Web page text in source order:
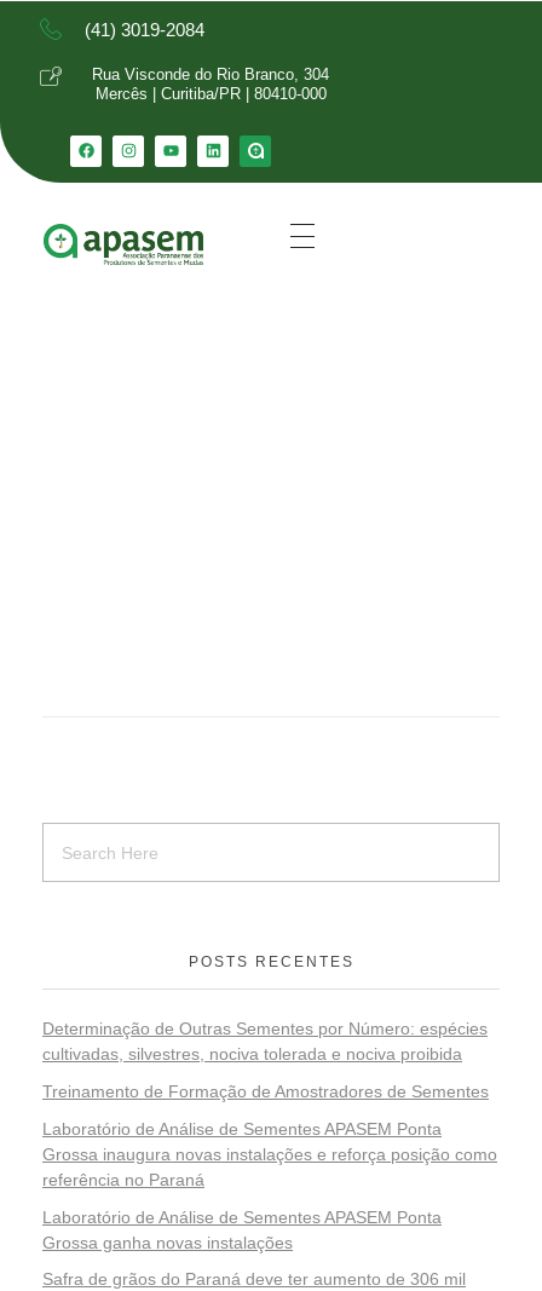
(41) 3019-2084
Rua Visconde do Rio Branco, 304
Mercês | Curitiba/PR | 80410-000
POSTS RECENTES
Determinação de Outras Sementes por Número: espécies
cultivadas, silvestres, nociva tolerada e nociva proibida
Treinamento de Formação de Amostradores de Sementes
Laboratório de Análise de Sementes APASEM Ponta
Grossa inaugura novas instalações e reforça posição como
referência no Paraná
Laboratório de Análise de Sementes APASEM Ponta
Grossa ganha novas instalações
Safra de grãos do Paraná deve ter aumento de 306 mil